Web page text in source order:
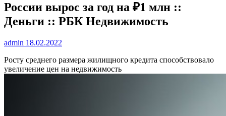
России вырос за год на ₽1 млн ::
Деньги :: РБК Недвижимость
admin 18.02.2022
Росту среднего размера жилищного кредита способствовало
увеличение цен на недвижимость